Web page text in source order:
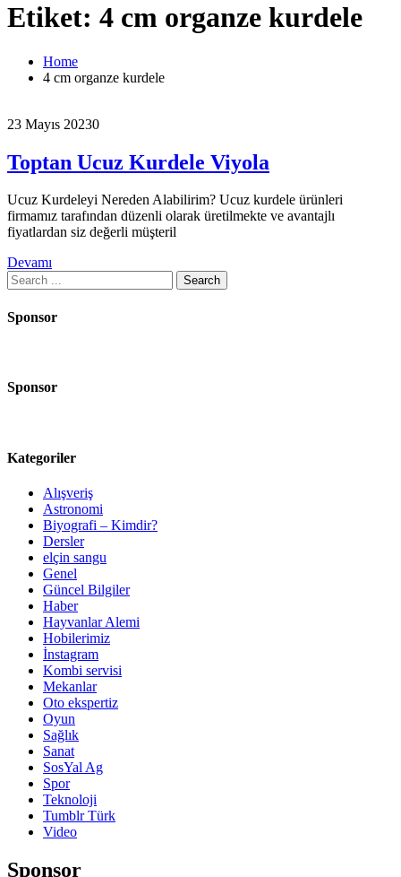
Etiket: 4 cm organze kurdele
Home
4 cm organze kurdele
23 Mayıs 20230
Toptan Ucuz Kurdele Viyola
Ucuz Kurdeleyi Nereden Alabilirim? Ucuz kurdele ürünleri
firmamız tarafından düzenli olarak üretilmekte ve avantajlı
fiyatlardan siz değerli müşteril
Devamı
Search
for:
Sponsor
Sponsor
Kategoriler
Alışveriş
Astronomi
Biyografi – Kimdir?
Dersler
elçin sangu
Genel
Güncel Bilgiler
Haber
Hayvanlar Alemi
Hobilerimiz
İnstagram
Kombi servisi
Mekanlar
Oto ekspertiz
Oyun
Sağlık
Sanat
SosYal Ag
Spor
Teknoloji
Tumblr Türk
Video
Sponsor